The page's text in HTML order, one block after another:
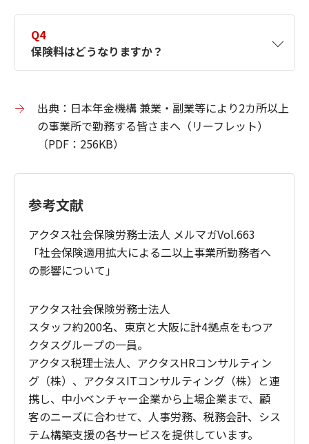
し、それぞれの会社で加入要件
す方
※
加入要件は企業規模によって異なるため、お勤
めの事業所に確認してください。
所または保険者等を決定する必要がありま
※
健康保険組合に加入する事業所を選択する場合
は、健康保険組合への届け出も必要です。詳細
※
70歳以上の方は、「厚生年金保険70歳以上被
用者所属選択・二以上事業所勤務届」の提出も
必要です。
上記届け書に個人番号を記載して提出する場合
は、本人確認書類の添付が必要です。
詳細は、日本年金機構のホームページをご覧
ください。
被保険者本人が選択した事業所を管掌する保
険者から健康保険証が発行されます。
※
複数枚発行されている場合は返却してくださ
Q4
保険料はどうなりますか？
案分し決定されます。
それぞれの事業所で受ける報酬月額を合算し
た月額により標準報酬月額が決定されます。
した事業所の健康保険料率をかけた保険料額
づき案分して決定されます。
んぽ）の各都道府県支部、または健康保険組
合にお問い合わせください。
出典：日本年金機構 兼業・副業等により2カ所以上
の事業所で勤務する皆さまへ（リーフレット）
（PDF：256KB）
参考文献
アクタス社会保険労務士法人 メルマガVol.663
「社会保険適用拡大による二以上事業所勤務者へ
の影響について」
アクタス社会保険労務士法人
スタッフ約200名、東京と大阪に計4拠点をもつア
クタスグループの一員。
アクタス税理士法人、アクタスHRコンサルティン
グ（株）、アクタスITコンサルティング（株）と連
携し、中小ベンチャー企業から上場企業まで、顧
客のニーズに合わせて、人事労務、税務会計、シス
テム構築支援の各サービスを提供しています。